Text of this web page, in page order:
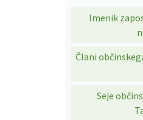
Imenik
Člani
Seje